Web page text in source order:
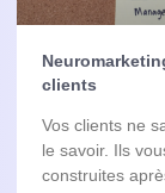
clients
Vos clients ne
le savoir. Ils
construites